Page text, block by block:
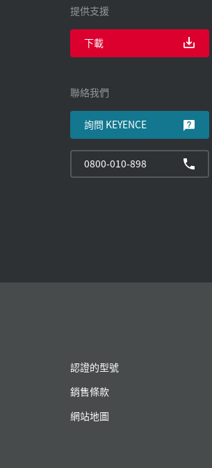
提供支援
下載
聯絡我們
詢問 KEYENCE
0800-010-898
認證的型號
銷售條款
網站地圖